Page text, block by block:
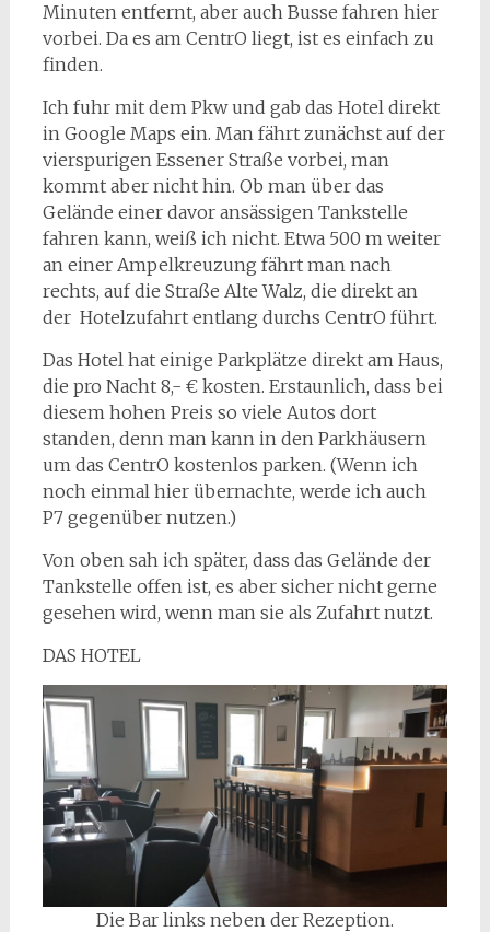
Minuten entfernt, aber auch Busse fahren hier
vorbei. Da es am CentrO liegt, ist es einfach zu
finden.
Ich fuhr mit dem Pkw und gab das Hotel direkt
in Google Maps ein. Man fährt zunächst auf der
vierspurigen Essener Straße vorbei, man
kommt aber nicht hin. Ob man über das
Gelände einer davor ansässigen Tankstelle
fahren kann, weiß ich nicht. Etwa 500 m weiter
an einer Ampelkreuzung fährt man nach
rechts, auf die Straße Alte Walz, die direkt an
der Hotelzufahrt entlang durchs CentrO führt.
Das Hotel hat einige Parkplätze direkt am Haus,
die pro Nacht 8,- € kosten. Erstaunlich, dass bei
diesem hohen Preis so viele Autos dort
standen, denn man kann in den Parkhäusern
um das CentrO kostenlos parken. (Wenn ich
noch einmal hier übernachte, werde ich auch
P7 gegenüber nutzen.)
Von oben sah ich später, dass das Gelände der
Tankstelle offen ist, es aber sicher nicht gerne
gesehen wird, wenn man sie als Zufahrt nutzt.
DAS HOTEL
Die Bar links neben der Rezeption.